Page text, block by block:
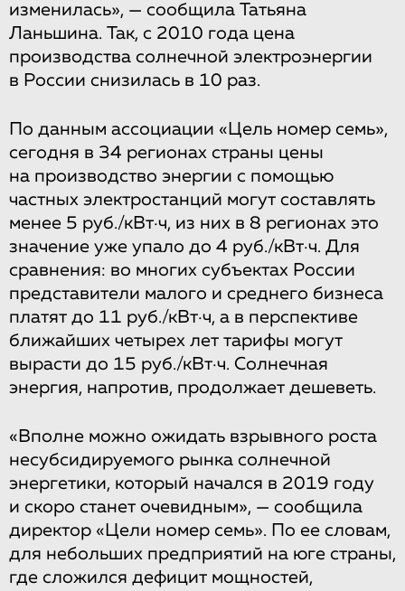
изменилась», — сообщила Татьяна
Ланьшина. Так, с 2010 года цена
производства солнечной электроэнергии
в России снизилась в 10 раз.
По данным ассоциации «Цель номер семь»,
сегодня в 34 регионах страны цены
на производство энергии с помощью
частных электростанций могут составлять
менее 5 руб./кВт·ч, из них в 8 регионах это
значение уже упало до 4 руб./кВт·ч. Для
сравнения: во многих субъектах России
представители малого и среднего бизнеса
платят до 11 руб./кВт·ч, а в перспективе
ближайших четырех лет тарифы могут
вырасти до 15 руб./кВт·ч. Солнечная
энергия, напротив, продолжает дешеветь.
«Вполне можно ожидать взрывного роста
несубсидируемого рынка солнечной
энергетики, который начался в 2019 году
и скоро станет очевидным», — сообщила
директор «Цели номер семь». По ее словам,
для небольших предприятий на юге страны,
где сложился дефицит мощностей,